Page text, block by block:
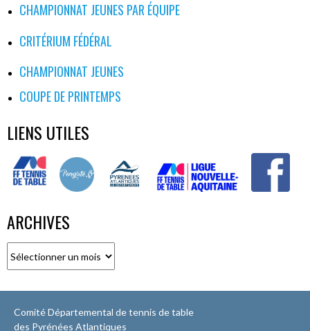
CHAMPIONNAT JEUNES PAR ÉQUIPE
CRITÉRIUM FÉDÉRAL
CHAMPIONNAT JEUNES
COUPE DE PRINTEMPS
LIENS UTILES
ARCHIVES
Comité Départemental de tennis de table
des Pyrénées Atlantiques